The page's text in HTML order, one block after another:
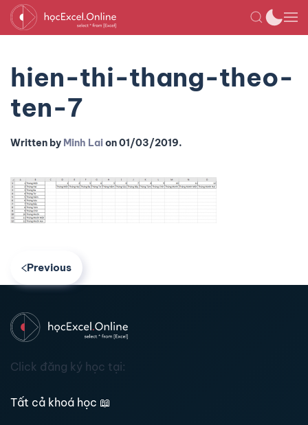
hien-thi-thang-theo-
ten-7
Written by Minh Laion01/03/2019.
Previous
Click đăng ký học tại:
Tất cả khoá học 📖